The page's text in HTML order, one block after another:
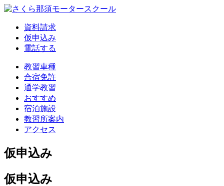
資料請求
仮申込み
電話する
教習車種
合宿免許
通学教習
おすすめ
宿泊施設
教習所案内
アクセス
仮申込み
仮申込み